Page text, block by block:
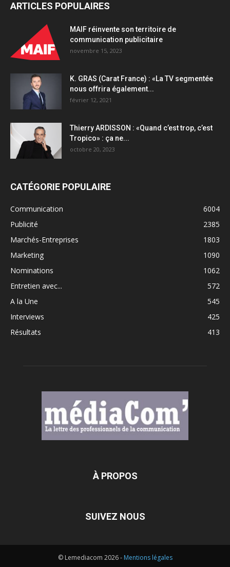
ARTICLES POPULAIRES
MAIF réinvente son territoire de
communication publicitaire
novembre 15, 2023
K. GRAS (Carat France) : «La TV segmentée
nous offrira également...
février 12, 2021
Thierry ARDISSON : «Quand c’est trop, c’est
Tropico» : ça ne...
octobre 20, 2023
CATÉGORIE POPULAIRE
Communication
6004
Publicité
2385
Marchés-Entreprises
1803
Marketing
1090
Nominations
1062
Entretien avec...
572
A la Une
545
Interviews
425
Résultats
413
À PROPOS
SUIVEZ NOUS
© Lemediacom 2026 - Mentions légales